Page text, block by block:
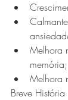
Melhora
memória;
Melhora
Breve História